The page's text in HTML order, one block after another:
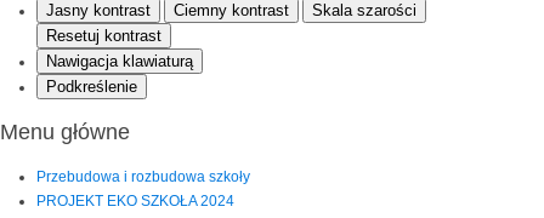
Jasny kontrast
Ciemny kontrast
Skala szarości
Resetuj kontrast
Nawigacja klawiaturą
Podkreślenie
Menu główne
Przebudowa i rozbudowa szkoły
PROJEKT EKO SZKOŁA 2024